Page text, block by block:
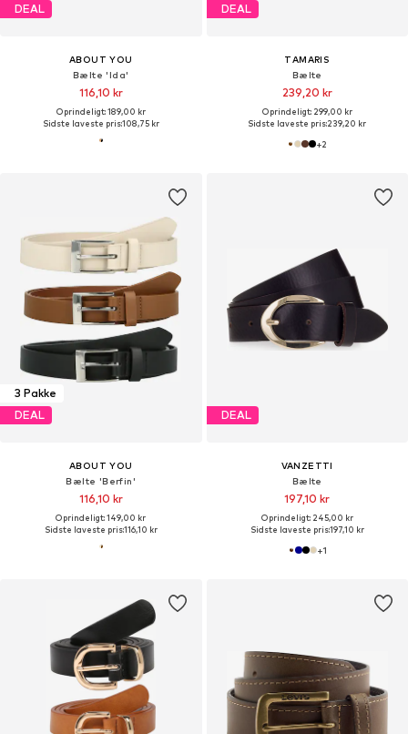
DEAL
ABOUT YOU
Bælte 'Ida'
116,10 kr
Oprindeligt: 189,00 kr
Sidste laveste pris:108,75 kr
DEAL
TAMARIS
Bælte
239,20 kr
Oprindeligt: 299,00 kr
Sidste laveste pris:239,20 kr
+2
3 Pakke
DEAL
ABOUT YOU
Bælte 'Berfin'
116,10 kr
Oprindeligt: 149,00 kr
Sidste laveste pris:116,10 kr
DEAL
VANZETTI
Bælte
197,10 kr
Oprindeligt: 245,00 kr
Sidste laveste pris:197,10 kr
+1